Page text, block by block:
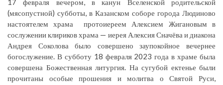
(мясопустной) субботы, в Казанском соборе города Людиново
настоятелем храма протоиереем Алексием Жигановым в
сослужении клириков храма — иерея Алексия Сначёва и диакона
Андрея Соколова было совершено заупокойное вечернее
богослужение. В субботу 18 февраля 2023 года в храме была
совершена Божественная литургия. На сугубой ектенье были
прочитаны особые прошения и молитва о Святой Руси,